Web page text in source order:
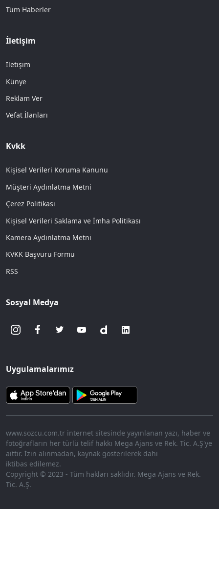
Tüm Haberler
İletişim
İletişim
Künye
Reklam Ver
Vefat İlanları
Kvkk
Kişisel Verileri Koruma Kanunu
Müşteri Aydınlatma Metni
Çerez Politikası
Kişisel Verileri Saklama ve İmha Politikası
Kamera Aydınlatma Metni
KVKK Başvuru Formu
RSS
Sosyal Medya
Uygulamalarımız
www.sozcu.com.tr internet sitesinde yayınlanan yazı, haber ve
fotoğrafların her türlü telif hakkı Mega Ajans ve Rek. Tic. A.Ş'ye
aittir. İzin alınmadan, kaynak gösterilerek dahi
iktibas edilemez.
Copyright © 2023 - Tüm hakları saklıdır. Mega Ajans ve Rek.
Tic. A.Ş.